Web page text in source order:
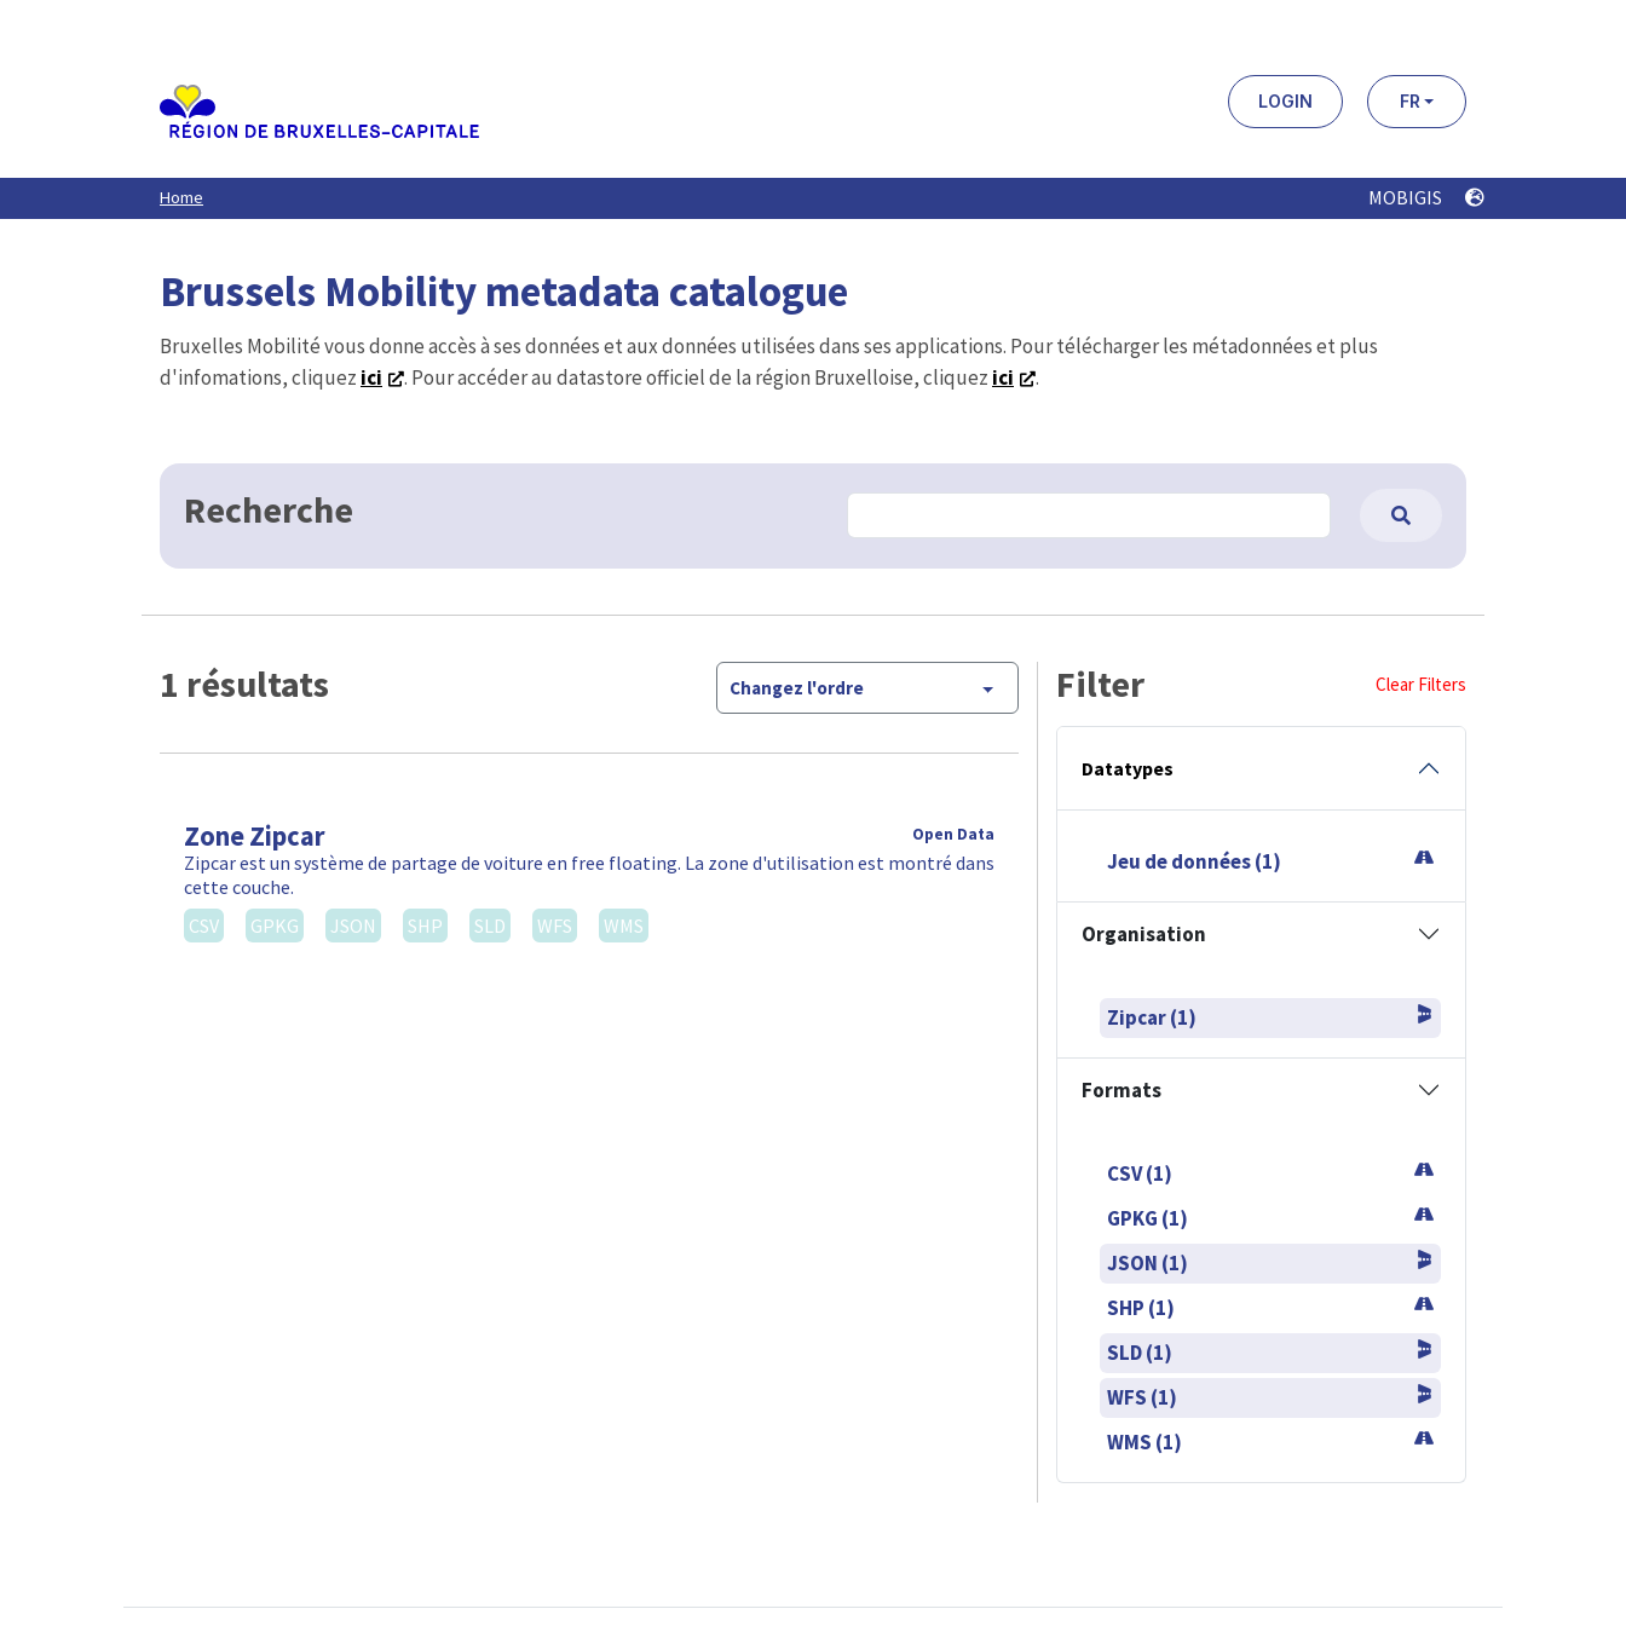
LOGIN FR
Home MOBIGIS
Brussels Mobility metadata catalogue
Bruxelles Mobilité vous donne accès à ses données et aux données utilisées dans ses applications. Pour télécharger les métadonnées et plus
d'infomations, cliquez ici . Pour accéder au datastore officiel de la région Bruxelloise, cliquez ici .
Recherche
1 résultats Changez l'ordre
Zone Zipcar Open Data
Zipcar est un système de partage de voiture en free floating. La zone d'utilisation est montré dans
cette couche.
CSV
GPKG JSON SHP SLD WFS WMS
Filter Clear Filters
Datatypes
Jeu de données (1)
Organisation
Zipcar (1)
Formats
CSV (1)
GPKG (1)
JSON (1)
SHP (1)
SLD (1)
WFS (1)
WMS (1)